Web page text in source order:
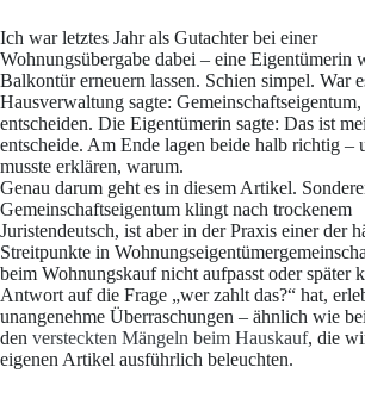
Ich war letztes Jahr als Gutachter bei einer
Wohnungsübergabe dabei – eine Eigentümerin
Balkontür erneuern lassen. Schien simpel. War
Hausverwaltung sagte:
entscheiden. Die Eigentümerin sagte: Das ist
entscheide. Am Ende lagen beide halb richtig –
musste erklären, warum.
Genau darum geht es in diesem Artikel.
Gemeinschaftseigentum klingt nach trockenem
Juristendeutsch, ist aber in der Praxis einer der
Streitpunkte in
beim Wohnungskauf nicht aufpasst oder später
Antwort auf die Frage „wer zahlt das?“ hat,
unangenehme Überraschungen – ähnlich wie bei
den versteckten Mängeln beim Hauskauf, die
eigenen Artikel ausführlich beleuchten.